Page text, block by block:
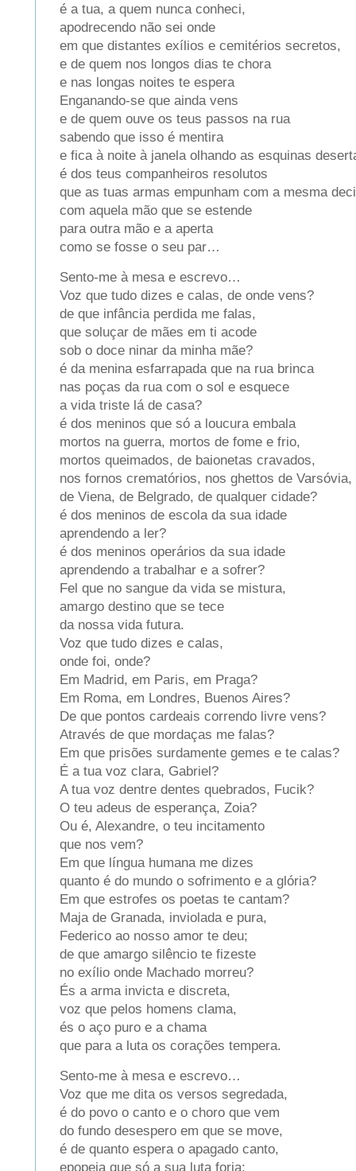
é a tua, a quem nunca conheci,
apodrecendo não sei onde
em que distantes exílios e cemitérios secretos,
e de quem nos longos dias te chora
e nas longas noites te espera
Enganando-se que ainda vens
e de quem ouve os teus passos na rua
sabendo que isso é mentira
e fica à noite à janela olhando as esquinas
é dos teus companheiros resolutos
que as tuas armas empunham com a mesma
com aquela mão que se estende
para outra mão e a aperta
como se fosse o seu par…
Sento-me à mesa e escrevo…
Voz que tudo dizes e calas, de onde vens?
de que infância perdida me falas,
que soluçar de mães em ti acode
sob o doce ninar da minha mãe?
é da menina esfarrapada que na rua brinca
nas poças da rua com o sol e esquece
a vida triste lá de casa?
é dos meninos que só a loucura embala
mortos na guerra, mortos de fome e frio,
mortos queimados, de baionetas cravados,
nos fornos crematórios, nos ghettos de Varsóvia,
de Viena, de Belgrado, de qualquer cidade?
é dos meninos de escola da sua idade
aprendendo a ler?
é dos meninos operários da sua idade
aprendendo a trabalhar e a sofrer?
Fel que no sangue da vida se mistura,
amargo destino que se tece
da nossa vida futura.
Voz que tudo dizes e calas,
onde foi, onde?
Em Madrid, em Paris, em Praga?
Em Roma, em Londres, Buenos Aires?
De que pontos cardeais correndo livre vens?
Através de que mordaças me falas?
Em que prisões surdamente gemes e te calas?
É a tua voz clara, Gabriel?
A tua voz dentre dentes quebrados, Fucik?
O teu adeus de esperança, Zoia?
Ou é, Alexandre, o teu incitamento
que nos vem?
Em que língua humana me dizes
quanto é do mundo o sofrimento e a glória?
Em que estrofes os poetas te cantam?
Maja de Granada, inviolada e pura,
Federico ao nosso amor te deu;
de que amargo silêncio te fizeste
no exílio onde Machado morreu?
És a arma invicta e discreta,
voz que pelos homens clama,
és o aço puro e a chama
que para a luta os corações tempera.
Sento-me à mesa e escrevo…
Voz que me dita os versos segredada,
é do povo o canto e o choro que vem
do fundo desespero em que se move,
é de quanto espera o apagado canto,
epopeia que só a sua luta forja;